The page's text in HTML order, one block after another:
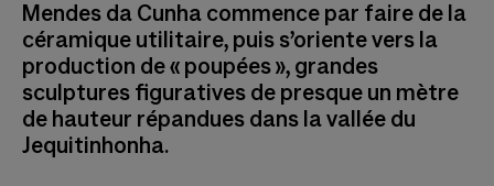
Mendes da Cunha commence par faire de la
céramique utilitaire, puis s’oriente vers la
production de « poupées », grandes
sculptures figuratives de presque un mètre
de hauteur répandues dans la vallée du
Jequitinhonha.